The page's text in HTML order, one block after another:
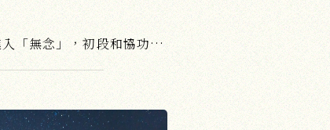
鬆、慢、柔、空，從「有念」進入「無念」，初段和協功能讓我們在動中入定，由身心健康，而臻於身心一如的境界。